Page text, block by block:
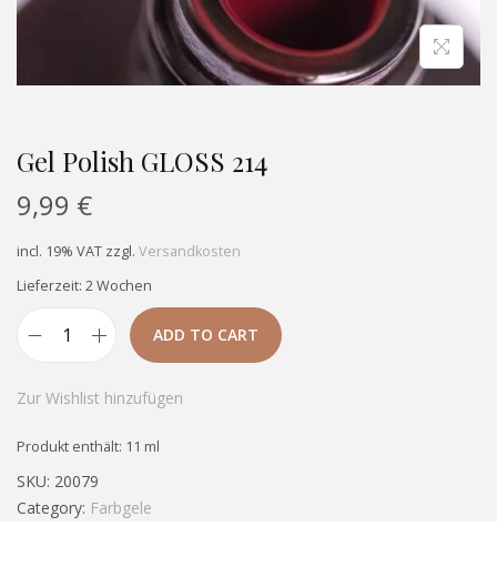
Gel Polish GLOSS 214
9,99 €
incl. 19% VAT zzgl. Versandkosten
Lieferzeit: 2 Wochen
ADD TO CART
Zur Wishlist hinzufügen
Produkt enthält: 11 ml
SKU: 20079
Category: Farbgele